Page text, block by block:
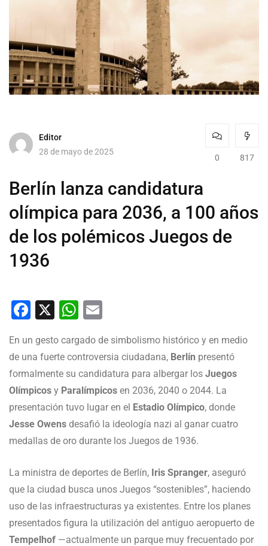
Editor
28 de mayo de 2025
0 817
Berlín lanza candidatura
olímpica para 2036, a 100 años
de los polémicos Juegos de
1936
Facebook
X WhatsApp
En un gesto cargado de simbolismo histórico y en medio
de una fuerte controversia ciudadana, Berlín presentó
formalmente su candidatura para albergar los Juegos
Olímpicos y Paralímpicos en 2036, 2040 o 2044. La
presentación tuvo lugar en el Estadio Olímpico, donde
Jesse Owens desafió la ideología nazi al ganar cuatro
medallas de oro durante los Juegos de 1936.
La ministra de deportes de Berlín, Iris Spranger, aseguró
que la ciudad busca unos Juegos “sostenibles”, haciendo
uso de las infraestructuras ya existentes. Entre los planes
presentados figura la utilización del antiguo aeropuerto de
Tempelhof —actualmente un parque muy frecuentado por